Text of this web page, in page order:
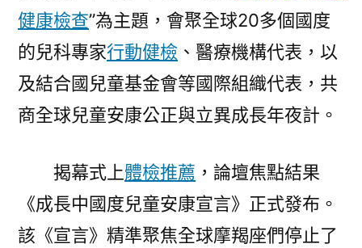
康
論
壇
在
長
揭
健康檢查”為主題，會聚全球20多個國度
的兒科專家行動健檢 、醫療機構代表，以
及結合國兒童基金會等國際組織代表，共
商全球兒童安康公正與立異成長年夜計。
揭幕式上體檢推薦 ，論壇焦點結果
《成長中國度兒童安康宣言》正式發布。
該《宣言》精準聚焦全球摩羯座們停止了